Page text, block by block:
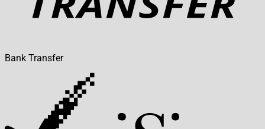
Bank Transfer